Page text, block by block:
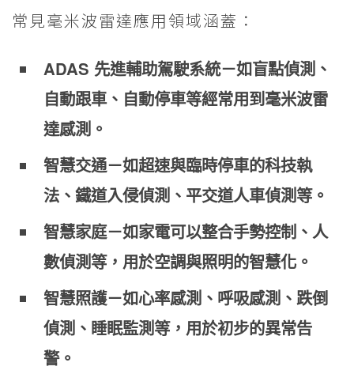
常見毫米波雷達應用領域涵蓋：
ADAS 先進輔助駕駛系統－如盲點偵測、
自動跟車、自動停車等經常用到毫米波雷
達感測。
智慧交通－如超速與臨時停車的科技執
法、鐵道入侵偵測、平交道人車偵測等。
智慧家庭－如家電可以整合手勢控制、人
數偵測等，用於空調與照明的智慧化。
智慧照護－如心率感測、呼吸感測、跌倒
偵測、睡眠監測等，用於初步的異常告
警。